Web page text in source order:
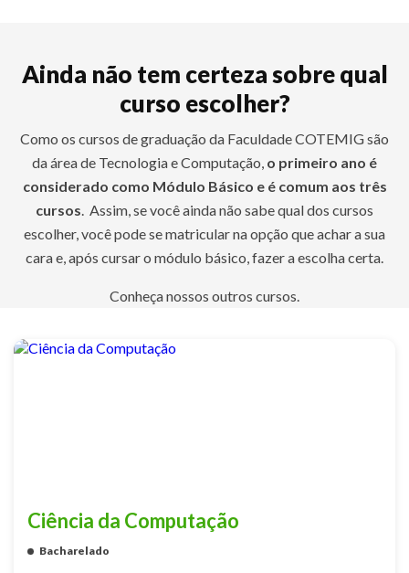
Ainda não tem certeza sobre qual
curso escolher?
Como os cursos de graduação da Faculdade COTEMIG são
da área de Tecnologia e Computação, o primeiro ano é
considerado como Módulo Básico e é comum aos três
cursos . Assim, se você ainda não sabe qual dos cursos
escolher, você pode se matricular na opção que achar a sua
cara e, após cursar o módulo básico, fazer a escolha certa.
Conheça nossos outros cursos.
Ciência da Computação
Bacharelado